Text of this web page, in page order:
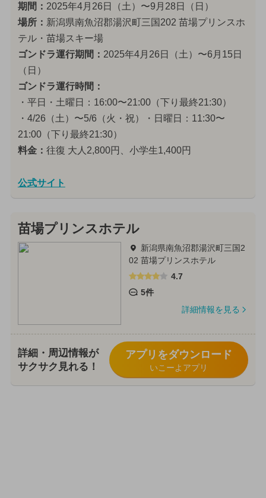
期間： 2025年4月26日（土）〜9月28日（日）
場所： 新潟県南魚沼郡湯沢町三国202 苗場プリンスホ
テル・苗場スキー場
ゴンドラ運行期間： 2025年4月26日（土）〜6月15日
（日）
ゴンドラ運行時間：
・平日・土曜日：16:00〜21:00（下り最終21:30）
・4/26（土）〜5/6（火・祝）・日曜日：11:30〜
21:00（下り最終21:30）
料金： 往復 大人2,800円、小学生1,400円
公式サイト
苗場プリンスホテル
新潟県南魚沼郡湯沢町三国2
02 苗場プリンスホテル
4.7
5件
詳細情報を見る
詳細・周辺情報が
サクサク見れる！
アプリをダウンロード
いこーよアプリ